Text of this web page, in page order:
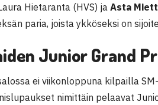
Hietaranta (HVS) ja Asta
paria, joista ykköseksi on
Junior Grand
ei viikonloppuna kilpailla
nimittäin pelaavat